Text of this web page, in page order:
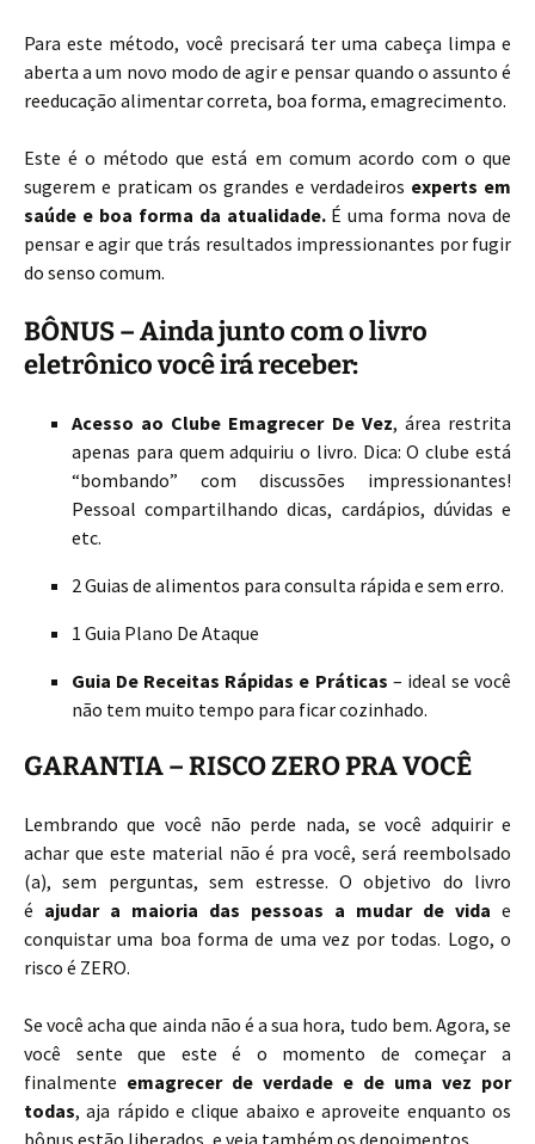
Para este método, você precisará ter uma cabeça limpa e
aberta a um novo modo de agir e pensar quando o assunto é
reeducação alimentar correta, boa forma, emagrecimento.
Este é o método que está em comum acordo com o que
sugerem e praticam os grandes e verdadeiros experts em
saúde e boa forma da atualidade.É uma forma nova de
pensar e agir que trás resultados impressionantes por fugir
do senso comum.
BÔNUS– Ainda junto com o livro
eletrônico você irá receber:
Acesso ao Clube Emagrecer De Vez, área restrita
apenas para quem adquiriu o livro. Dica: O clube está
“bombando” com discussões impressionantes!
Pessoal compartilhando dicas, cardápios, dúvidas e
etc.
2 Guias de alimentos para consulta rápida e sem erro.
1 Guia Plano De Ataque
Guia De Receitas Rápidas e Práticas – ideal se você
não tem muito tempo para ficar cozinhado.
GARANTIA – RISCO ZERO PRA VOCÊ
Lembrando que você não perde nada, se você adquirir e
achar que este material não é pra você, será reembolsado
(a), sem perguntas, sem estresse. O objetivo do livro
é ajudar a maioria das pessoas a mudar de vida e
conquistar uma boa forma de uma vez por todas. Logo, o
risco é ZERO.
Se você acha que ainda não é a sua hora, tudo bem. Agora, se
você sente que este é o momento de começar a
finalmente emagrecer de verdade e de uma vez por
todas, aja rápido e clique abaixo e aproveite enquanto os